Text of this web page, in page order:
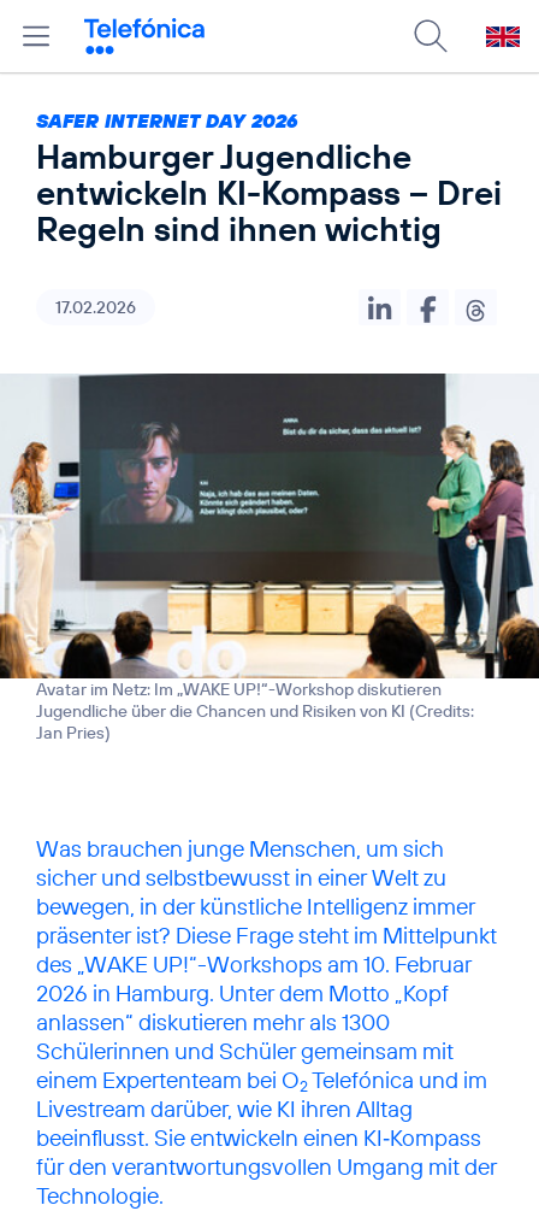
SAFER INTERNET DAY 2026
Hamburger Jugendliche
entwickeln KI-Kompass – Drei
Regeln sind ihnen wichtig
17.02.2026
Avatar im Netz: Im „WAKE UP!“-Workshop diskutieren
Jugendliche über die Chancen und Risiken von KI (Credits:
Jan Pries)
Was brauchen junge Menschen, um sich
sicher und selbstbewusst in einer Welt zu
bewegen, in der künstliche Intelligenz immer
präsenter ist? Diese Frage steht im Mittelpunkt
des „WAKE UP!“-Workshops am 10. Februar
2026 in Hamburg. Unter dem Motto „Kopf
anlassen“ diskutieren mehr als 1300
Schülerinnen und Schüler gemeinsam mit
einem Expertenteam bei O2Telefónica und im
Livestream darüber, wie KI ihren Alltag
beeinflusst. Sie entwickeln einen KI‑Kompass
für den verantwortungsvollen Umgang mit der
Technologie.